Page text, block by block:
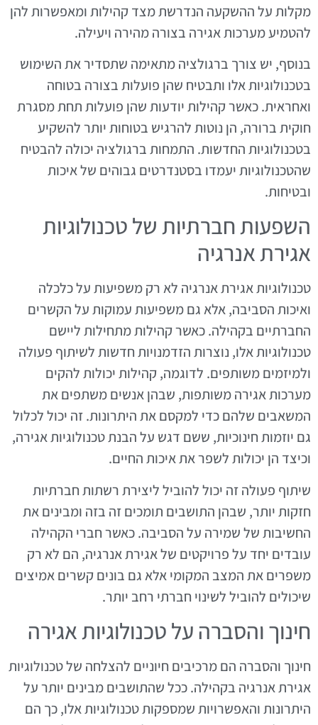
מקלות על ההשקעה הנדרשת מצד קהילות ומאפשרות להן
להטמיע מערכות אגירה בצורה מהירה ויעילה.
בנוסף, יש צורך ברגולציה מתאימה שתסדיר את השימוש
בטכנולוגיות אלו ותבטיח שהן פועלות בצורה בטוחה
ואחראית. כאשר קהילות יודעות שהן פועלות תחת מסגרת
חוקית ברורה, הן נוטות להרגיש בטוחות יותר להשקיע
בטכנולוגיות החדשות. התמחות ברגולציה יכולה להבטיח
שהטכנולוגיות יעמדו בסטנדרטים גבוהים של איכות
ובטיחות.
השפעות חברתיות של טכנולוגיות
אגירת אנרגיה
טכנולוגיות אגירת אנרגיה לא רק משפיעות על כלכלה
ואיכות הסביבה, אלא גם משפיעות עמוקות על הקשרים
החברתיים בקהילה. כאשר קהילות מתחילות ליישם
טכנולוגיות אלו, נוצרות הזדמנויות חדשות לשיתוף פעולה
ולמיזמים משותפים. לדוגמה, קהילות יכולות להקים
מערכות אגירה משותפות, שבהן אנשים משתפים את
המשאבים שלהם כדי למקסם את היתרונות. זה יכול לכלול
גם יוזמות חינוכיות, ששם דגש על הבנת טכנולוגיות אגירה,
וכיצד הן יכולות לשפר את איכות החיים.
שיתוף פעולה זה יכול להוביל ליצירת רשתות חברתיות
חזקות יותר, שבהן התושבים תומכים זה בזה ומבינים את
החשיבות של שמירה על הסביבה. כאשר חברי הקהילה
עובדים יחד על פרויקטים של אגירת אנרגיה, הם לא רק
משפרים את המצב המקומי אלא גם בונים קשרים אמיצים
שיכולים להוביל לשינוי חברתי רחב יותר.
חינוך והסברה על טכנולוגיות אגירה
חינוך והסברה הם מרכיבים חיוניים להצלחה של טכנולוגיות
אגירת אנרגיה בקהילה. ככל שהתושבים מבינים יותר על
היתרונות והאפשרויות שמספקות טכנולוגיות אלו, כך הם